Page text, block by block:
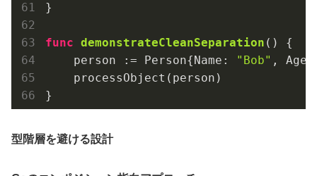
}
func demonstrateCleanSeparation ()
{
    person := Person{Name:
"Bob" ,
    processObject(person)
型階層を避ける設計